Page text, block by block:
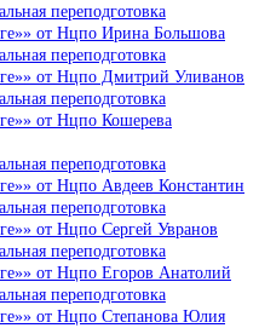
переподготовка
от Нцпо Ирина Большова
переподготовка
от Нцпо Дмитрий Уливанов
переподготовка
от Нцпо Кошерева
переподготовка
от Нцпо Авдеев Константин
переподготовка
от Нцпо Сергей Увранов
переподготовка
от Нцпо Егоров Анатолий
переподготовка
от Нцпо Степанова Юлия